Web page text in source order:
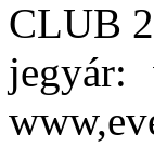
CLUB
jegyár: